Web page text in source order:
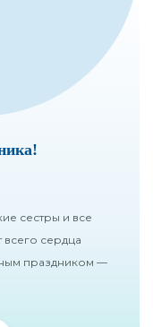
сестры и все
сердца
праздником —